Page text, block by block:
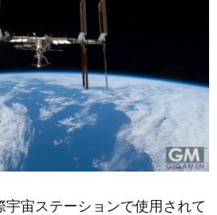
宇宙ステーションで使用されて